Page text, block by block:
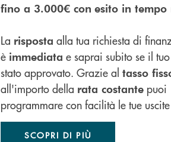
fino a 3.000€ con esito in tempo
La risposta alla tua richiesta di
è immediata e saprai subito se il
stato approvato. Grazie al tasso
all'importo della rata costantepuoi
programmare con facilità le tue
SCOPRI DI PIÙ